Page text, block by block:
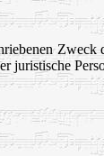
juristische